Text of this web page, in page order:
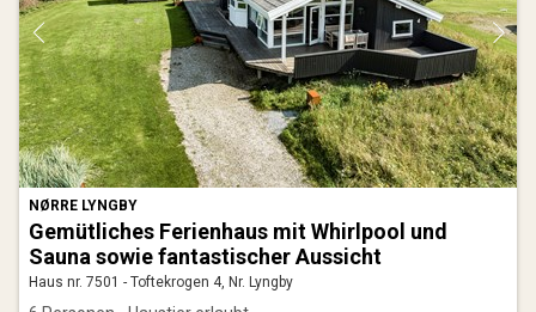
NØRRE LYNGBY
Gemütliches Ferienhaus mit Whirlpool und
Sauna sowie fantastischer Aussicht
Haus nr. 7501 - Toftekrogen 4, Nr. Lyngby